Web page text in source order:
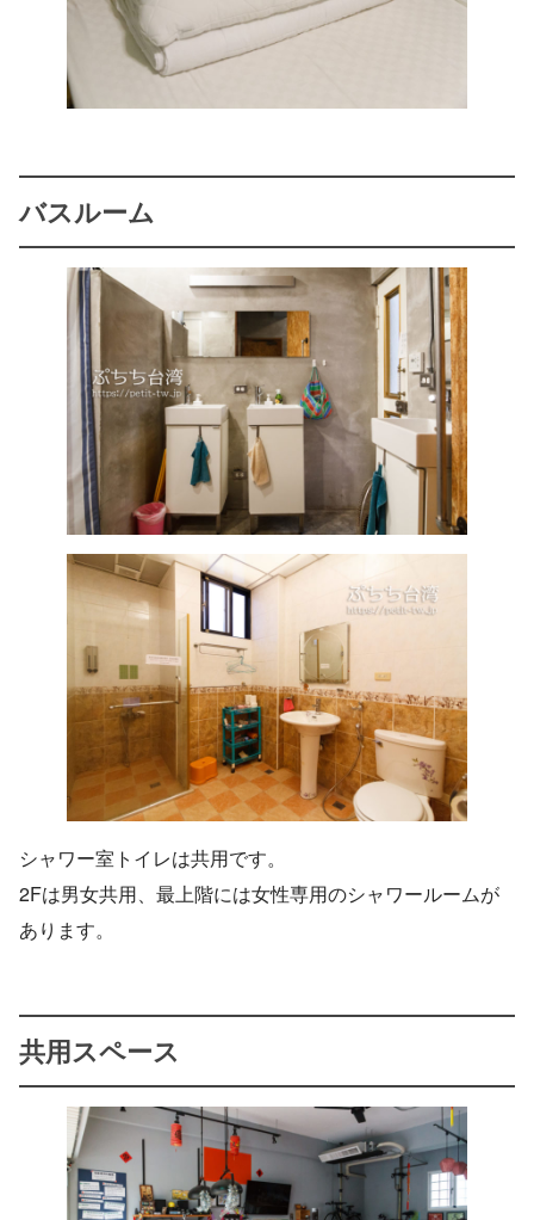
バスルーム
シャワー室トイレは共用です。
2Fは男女共用、最上階には女性専用のシャワールームが
あります。
共用スペース